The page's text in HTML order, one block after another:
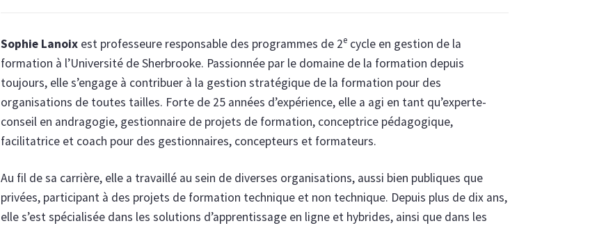
Sophie Lanoix est professeure responsable des programmes de 2e cycle en gestion de la
formation à l’Université de Sherbrooke. Passionnée par le domaine de la formation depuis
toujours, elle s’engage à contribuer à la gestion stratégique de la formation pour des
organisations de toutes tailles. Forte de 25 années d’expérience, elle a agi en tant qu’experte-
conseil en andragogie, gestionnaire de projets de formation, conceptrice pédagogique,
facilitatrice et coach pour des gestionnaires, concepteurs et formateurs.
Au fil de sa carrière, elle a travaillé au sein de diverses organisations, aussi bien publiques que
privées, participant à des projets de formation technique et non technique. Depuis plus de dix ans,
elle s’est spécialisée dans les solutions d’apprentissage en ligne et hybrides, ainsi que dans les